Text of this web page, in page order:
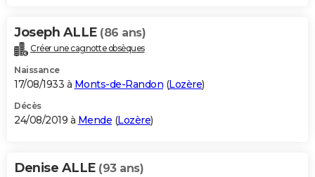
Joseph ALLE (86 ans)
Créer une cagnotte obsèques
Naissance
17/08/1933 à Monts-de-Randon (Lozère)
Décès
24/08/2019 à Mende (Lozère)
Denise ALLE (93 ans)